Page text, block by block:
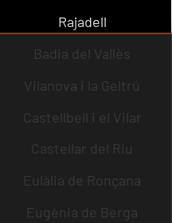
Rajadell
Badia del Vallès
Vilanova i la Geltrú
Castellbell i el Vilar
Castellar del Riu
Eulàlia de Ronçana
Eugènia de Berga